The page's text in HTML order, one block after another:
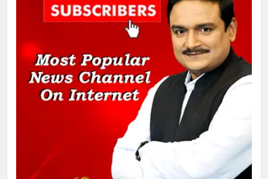
अमर शहीद ठाकुर रोशन सिंह के नाम पर
स्वरूप रानी नेहरू चिकित्सालय का
नामकरण करने की मांग को लेकर
अनिश्चितकालीन धरना शुरू
289 एकड़ भूमि पर विकसित होगा कार्बन-
फ्री डेटा सेंटर, हजारों उच्च-कुशल
रोजगार सृजन की संभावना